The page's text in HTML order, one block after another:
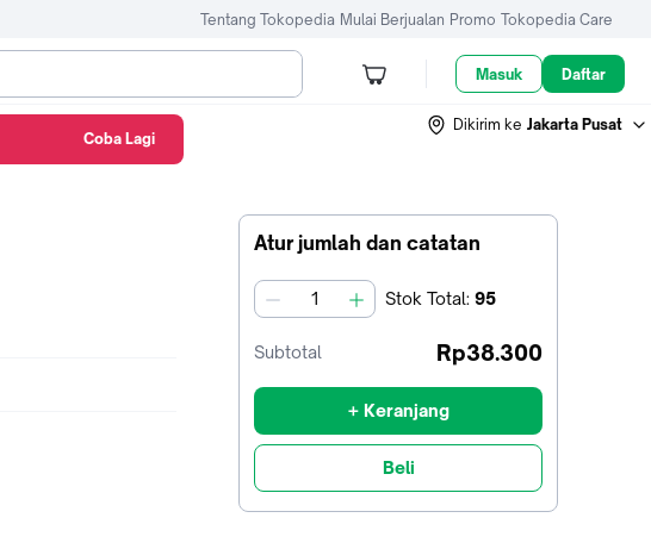
Tentang Tokopedia Mulai Berjualan Promo Tokopedia Care
Masuk Daftar
Dikirim ke Jakarta Pusat
Atur jumlah dan catatan
jumlah Stok Total: 95
Subtotal Rp38.300
+ Keranjang
Beli
Coba Lagi